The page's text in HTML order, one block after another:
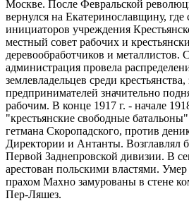
Москве. После Февральской
вернулся на Екатеринославщину, где
инициаторов учреждения
местный совет рабочих и
деревообработчиков и металлистов.
администрация провела
землевладельцев среди
предпринимателей значительно
рабочим. В конце 1917 г. - начале
"крестьянские свободные
гетмана Скоропадского, против
Директории и Антанты. Возглавлял
Первой Заднепровской дивизии. В
арестован польскими властями.
прахом Махно замурованы в стене
Пер-Ляшез.